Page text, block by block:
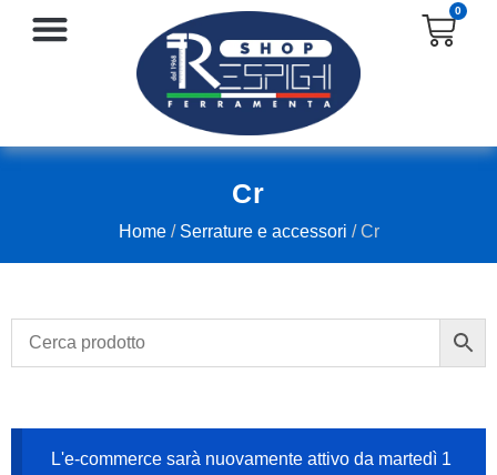
0
Cr
Home/ Serrature e accessori / Cr
L'e-commerce sarà nuovamente attivo da martedì 1